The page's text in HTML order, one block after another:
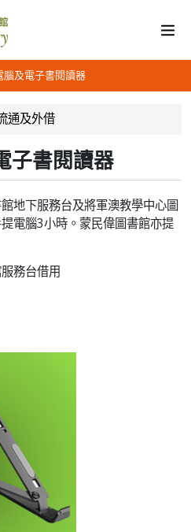
腦及電子書閱讀器
通及外借
子書閱讀器
地下服務台及將軍澳教學中心圖
電腦3小時。蒙民偉圖書館亦提
務台借用